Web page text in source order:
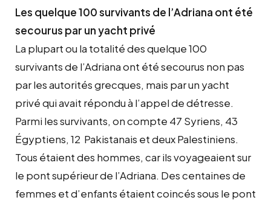
Les quelque 100 survivants de l’Adriana ont été
secourus par un yacht privé
La plupart ou la totalité des quelque 100
survivants de l’Adriana ont été secourus non pas
par les autorités grecques, mais par un yacht
privé qui avait répondu à l’appel de détresse.
Parmi les survivants, on compte 47 Syriens, 43
Égyptiens, 12 Pakistanais et deux Palestiniens.
Tous étaient des hommes, car ils voyageaient sur
le pont supérieur de l’Adriana. Des centaines de
femmes et d’enfants étaient coincés sous le pont